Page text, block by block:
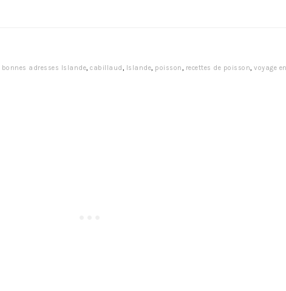
bonnes adresses Islande, cabillaud , Islande, poisson, recettes de poisson, voyage en